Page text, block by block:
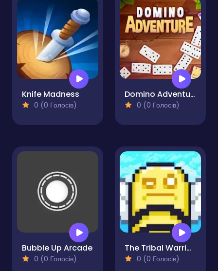
Knife Madness
0 (0 Голосів)
Domino Adventure
0 (0 Голосів)
Bubble Up Arcade
0 (0 Голосів)
The Tribal Warrior of Fortune
0 (0 Голосів)